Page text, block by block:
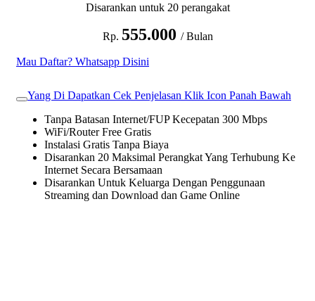
Disarankan untuk 20 perangakat
Rp. 555.000 / Bulan
Mau Daftar? Whatsapp Disini
Yang Di Dapatkan Cek Penjelasan Klik Icon Panah Bawah
Tanpa Batasan Internet/FUP Kecepatan 300 Mbps
WiFi/Router Free Gratis
Instalasi Gratis Tanpa Biaya
Disarankan 20 Maksimal Perangkat Yang Terhubung Ke
Internet Secara Bersamaan
Disarankan Untuk Keluarga Dengan Penggunaan
Streaming dan Download dan Game Online